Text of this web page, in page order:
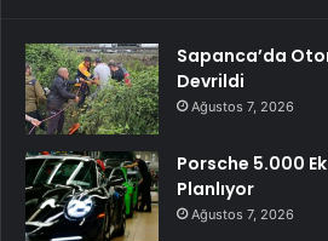
Sapanca’da
Devrildi
Ağustos 7, 2026
Porsche 5.000
Planlıyor
Ağustos 7, 2026